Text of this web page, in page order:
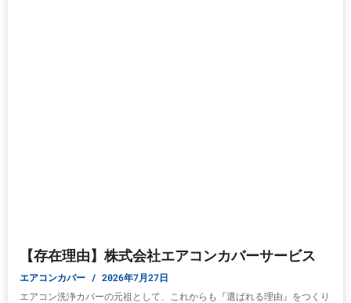
【存在理由】株式会社エアコンカバーサービス
エアコンカバー 2026年7月27日
エアコン洗浄カバーの元祖として、これからも『選ばれる理由』をつくり